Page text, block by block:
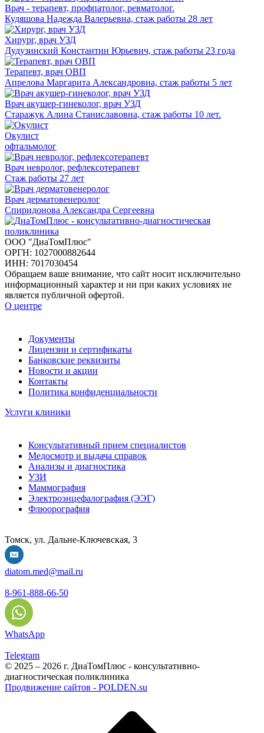
Врач - терапевт, профпатолог, ревматолог.
Кудяшова Надежда Валерьевна, стаж работы 28 лет
Хирург, врач УЗД
Дудузинский Константин Юрьевич, стаж работы 23 года
Терапевт, врач ОВП
Апрелова Маргарита Александровна, стаж работы 5 лет
Врач акушер-гинеколог, врач УЗД
Старажук Алина Станиславовна, стаж работы 10 лет.
Окулист
офтальмолог
Врач невролог, рефлексотерапевт
Cтаж работы 27 лет
Врач дерматовенеролог
Спиридонова Александра Сергеевна
ООО "ДиаТомПлюс"
ОРГН: 1027000882644
ИНН: 7017030454
Обращаем ваше внимание, что сайт носит исключительно
информационный характер и ни при каких условиях не
является публичной офертой.
О центре
Документы
Лицензии и сертификаты
Банковские реквизиты
Новости и акции
Контакты
Политика конфиденциальности
Услуги клиники
Консультативный прием специалистов
Медосмотр и выдача справок
Анализы и диагностика
УЗИ
Маммография
Электроэнцефалография (ЭЭГ)
Флюорография
Томск, ул. Дальне-Ключевская, 3
diatom.med@mail.ru
8-961-888-66-50
WhatsApp
Telegram
© 2025 – 2026 г. ДиаТомПлюс - консультативно-
диагностическая поликлиника
Продвижение сайтов - POLDEN.su